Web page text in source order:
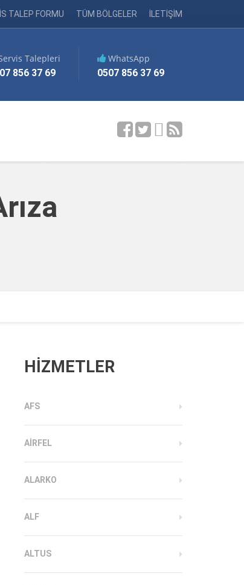
TALEP FORMU TÜM BÖLGELER İLETİŞİM
Talepleri
856 37 69
WhatsApp
0507 856 37 69
HİZMETLER
AFS
AIRFEL
ALARKO
ALF
ALTUS